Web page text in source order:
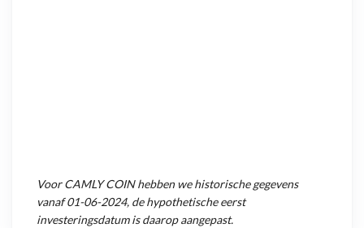
VoorCAMLY COINhebben we historische gegevens
vanaf01-06-2024, de hypothetische eerst
investeringsdatum is daarop aangepast.